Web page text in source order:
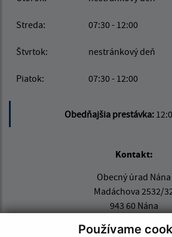
Používame
Streda: 07:30 - 12:00
Štvrtok: nestránkový deň
Piatok: 07:30 - 12:00
Obedňajšia prestávka:
Kontakt:
Obecný úrad Nána
Madáchova 2532/
943 60 Nána
info@obecnana.sk